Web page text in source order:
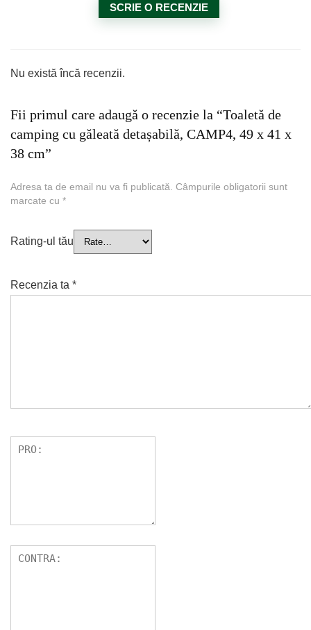
SCRIE O RECENZIE
Nu există încă recenzii.
Fii primul care adaugă o recenzie la “Toaletă de
camping cu găleată detașabilă, CAMP4, 49 x 41 x
38 cm”
Adresa ta de email nu va fi publicată. Câmpurile obligatorii sunt
marcate cu *
Rating-ul tău
Recenzia ta *